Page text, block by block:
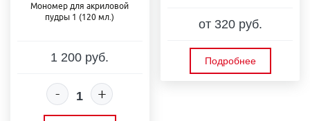
Мономер для акриловой
пудры 1 (120 мл.)
1 200 руб.
- +
от 320 руб.
Подробнее